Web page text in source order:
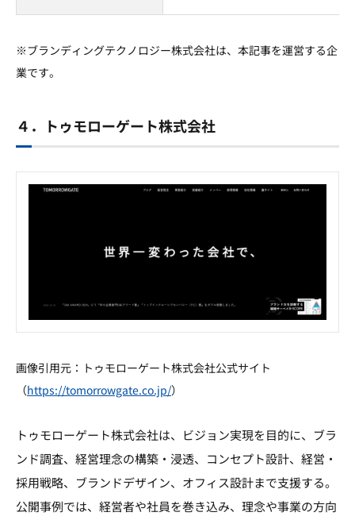
※ブランディングテクノロジー株式会社は、本記事を運営する企
業です。
４．トゥモローゲート株式会社
画像引用元：トゥモローゲート株式会社公式サイト
（https://tomorrowgate.co.jp/）
トゥモローゲート株式会社は、ビジョン実現を目的に、ブラ
ンド調査、経営理念の構築・浸透、コンセプト設計、経営・
採用戦略、ブランドデザイン、オフィス設計まで支援する。
公開事例では、経営者や社員を巻き込み、理念や事業の方向